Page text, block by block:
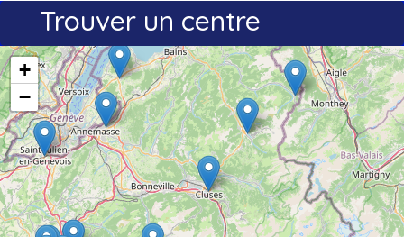
Trouver un centre
+
−